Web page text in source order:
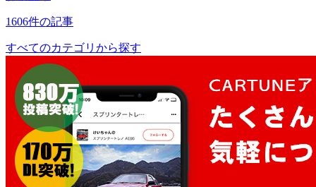
1606件の記事
すべてのカテゴリから探す